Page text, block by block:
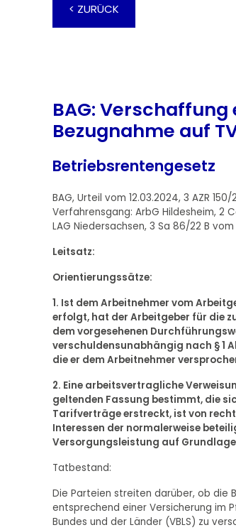
< ZURÜCK
BAG:
Bezugnahme auf
Betriebsrentengesetz
BAG, Urteil vom 12.03.2024, 3 AZR 150/
Verfahrensgang: ArbG Hildesheim, 2
LAG Niedersachsen, 3 Sa 86/22 B
Leitsatz:
Orientierungssätze:
1. Ist dem Arbeitnehmer vom
erfolgt, hat der Arbeitgeber für die
dem vorgesehenen
verschuldensunabhängig nach § 1
die er dem Arbeitnehmer
2. Eine arbeitsvertragliche
geltenden Fassung bestimmt, die
Tarifverträge erstreckt, ist von
Interessen der normalerweise
Versorgungsleistung auf
Tatbestand:
Die Parteien streiten darüber, ob die
entsprechend einer Versicherung im
Bundes und der Länder (VBLS) zu